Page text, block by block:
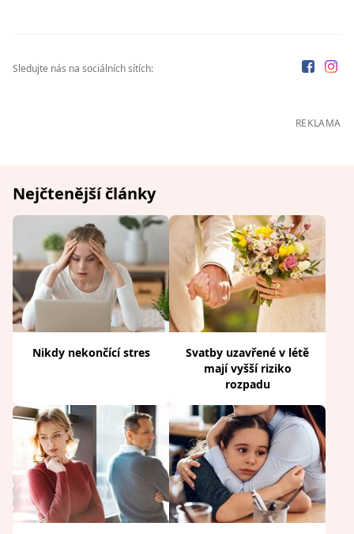
Sledujte nás na sociálních sítích:
REKLAMA
Nejčtenější články
Nikdy nekončící stres
Svatby uzavřené v létě
mají vyšší riziko
rozpadu